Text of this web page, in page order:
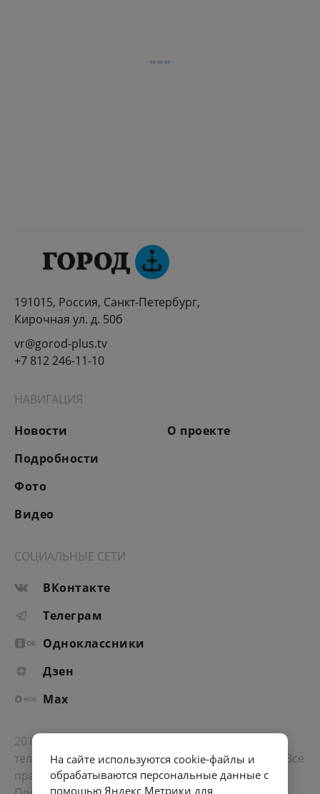
191015, Россия, Санкт-Петербург,
Кирочная ул. д. 50б
vr@gorod-plus.tv
+7 812 246-11-10
НАВИГАЦИЯ
Новости
Подробности
Фото
Видео
О проекте
СОЦИАЛЬНЫЕ СЕТИ
ВКонтакте
Телеграм
Одноклассники
Дзен
Max
2012-2026 © Портал «Электронное интернет-
телевидение правительства Санкт-Петербурга». Все
права защищены.
На сайте используются cookie-файлы и
обрабатываются персональные данные с
помощью Яндекс Метрики для